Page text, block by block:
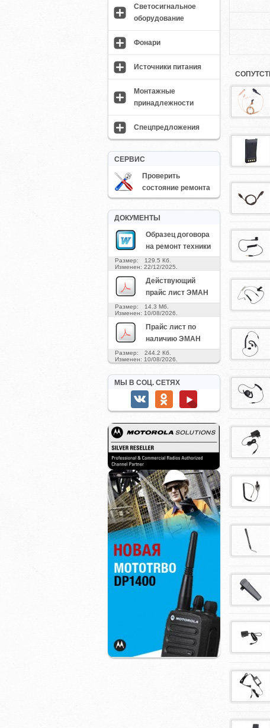
Светосигнальное
оборудование
Фонари
Источники питания
Монтажные
принадлежности
Спецпредложения
СЕРВИС
Проверить
состояние ремонта
ДОКУМЕНТЫ
Образец договора
на ремонт техники
Размер: 129.5 Кб.
Изменен: 22/12/2025.
Действующий
прайс лист ЭМАН
Размер: 14.3 Мб.
Изменен: 10/08/2026.
Прайс лист по
наличию ЭМАН
Размер: 244.2 Кб.
Изменен: 10/08/2026.
МЫ В СОЦ. СЕТЯХ